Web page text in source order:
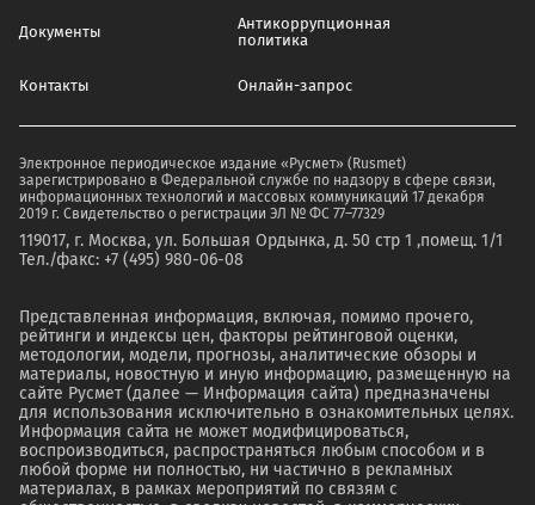
Документы
Антикоррупционная
политика
Контакты Онлайн-запрос
Электронное периодическое издание «Русмет» (Rusmet)
зарегистрировано в Федеральной службе по надзору в сфере связи,
информационных технологий и массовых коммуникаций 17 декабря
2019 г. Свидетельство о регистрации ЭЛ № ФС 77–77329
119017, г. Москва, ул. Большая Ордынка, д. 50 стр 1 ,помещ. 1/1
Тел./факс: +7 (495) 980-06-08
Представленная информация, включая, помимо прочего,
рейтинги и индексы цен, факторы рейтинговой оценки,
методологии, модели, прогнозы, аналитические обзоры и
материалы, новостную и иную информацию, размещенную на
сайте Русмет (далее — Информация сайта) предназначены
для использования исключительно в ознакомительных целях.
Информация сайта не может модифицироваться,
воспроизводиться, распространяться любым способом и в
любой форме ни полностью, ни частично в рекламных
материалах, в рамках мероприятий по связям с